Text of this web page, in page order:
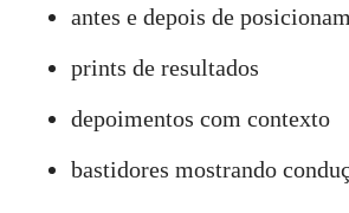
antes e depois de
prints de resultados
depoimentos com contexto
bastidores mostrando